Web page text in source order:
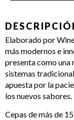
Elaborado por
más modernos e
presenta como una
sistemas
apuesta por la
los nuevos sabores.
Cepas de más de